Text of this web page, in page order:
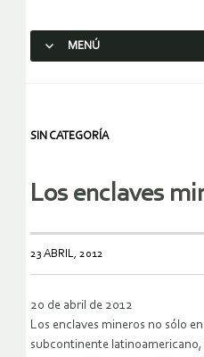
MENÚ
SIN CATEGORÍA
Los enclaves
23 ABRIL, 2012
20 de abril de 2012
Los enclaves mineros no sólo
subcontinente